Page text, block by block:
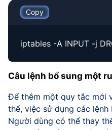
Copy
iptables -A INPUT -j
Câu lệnh bổ sung một
Để thêm một quy tắc mới
thể, việc sử dụng các
Người dùng có thể thay